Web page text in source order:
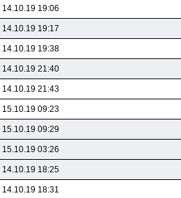
14.10.19 19:06
14.10.19 19:17
14.10.19 19:38
14.10.19 21:40
14.10.19 21:43
15.10.19 09:23
15.10.19 09:29
15.10.19 03:26
14.10.19 18:25
14.10.19 18:31